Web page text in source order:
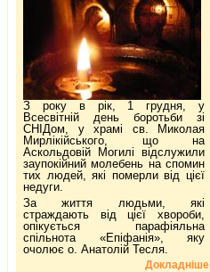
З року в рік, 1 грудня, у
Всесвітній день боротьби зі
СНІДом, у храмі св. Миколая
Мирлікійського, що на
Аскольдовій Могилі відслужили
заупокійний молебень на спомин
тих людей, які померли від цієї
недуги.
За життя людьми, які
страждають від цієї хвороби,
опікується парафіяльна
спільнота «Епіфанія», яку
очолює о. Анатолій Тесля.
Докладніше